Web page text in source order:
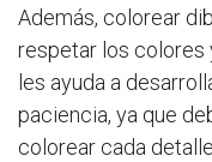
Además, colorear
respetar los colores
les ayuda a
paciencia, ya que
colorear cada